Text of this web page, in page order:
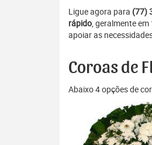
Ligue agora para (77)
rápido, geralmente
apoiar as
Coroas de
Abaixo 4 opções de